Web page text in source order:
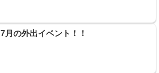
7月の外出イベント！！